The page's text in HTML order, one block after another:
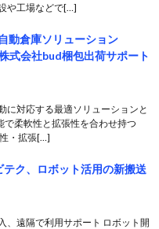
や工場などで[…]
動倉庫ソリューション
式会社bud梱包出荷サポート
に対応する最適ソリューションと
で柔軟性と拡張性を合わせ持つ
・拡張[…]
テク、ロボット活用の新搬送
、遠隔で利用サポート ロボット開